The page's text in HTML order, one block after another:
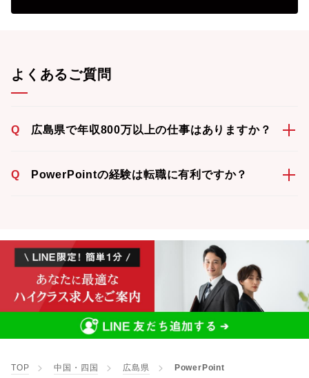
よくあるご質問
Q 広島県で年収800万以上の仕事はありますか？
Q PowerPointの経験は転職に有利ですか？
TOP 中国・四国 広島県 PowerPoint